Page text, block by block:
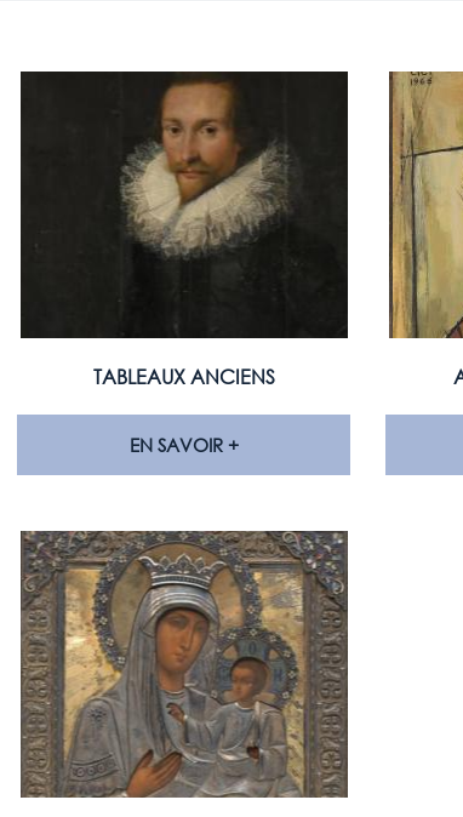
TABLEAUX ANCIENS
EN SAVOIR +